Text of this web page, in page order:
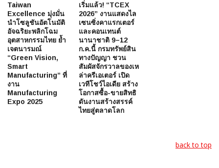
Taiwan
Excellence มุ่งมั่น
นำโซลูชันอัตโนมัติ
อัจฉริยะพลิกโฉม
อุตสาหกรรมไทย ย้ำ
เจตนารมณ์
“Green Vision,
Smart
Manufacturing” ที่
งาน
Manufacturing
Expo 2025
เริ่มแล้ว! “TCEX
2026” งานแสดงไล
เซนซิ่งคาแรกเตอร์
และคอนเทนต์
นานาชาติ 9–12
ก.ค.นี้ กรมทรัพย์สิน
ทางปัญญา ชวน
สัมผัสจักรวาลของเห
ล่าครีเอเตอร์ เปิด
เวทีโชว์ไอเดีย สร้าง
โอกาสซื้อ-ขายสิทธิ
ดันงานสร้างสรรค์
ไทยสู่ตลาดโลก
back to top